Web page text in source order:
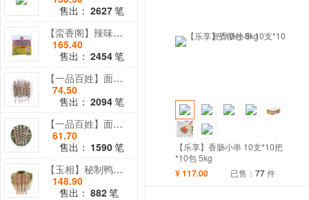
【乐享】香肠小串 10支*10把
*10包 5kg
¥117.00 已售：77件
售出： 2627笔
【蛮香阁】辣味热狗香肠 1.8kg*10袋 18kg
165.40
售出： 2454笔
【一品百姓】面筋串 多规格
74.50
售出： 2094笔
【一品百姓】面筋串 多规格
61.70
售出： 1590笔
【玉相】秘制鸭肠串 30串*10把*10包 8.9kg
148.90
售出： 882笔